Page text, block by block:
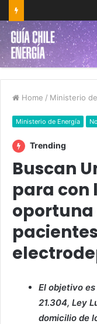
Home / Ministerio
Ministerio de Energía
Trending
Buscan
para con
oportuna
pacientes
El objetivo
21.304, Ley
domicilio de